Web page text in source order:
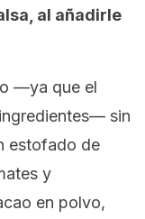
al añadirle
—ya que el
sin
estofado de
y
en polvo,